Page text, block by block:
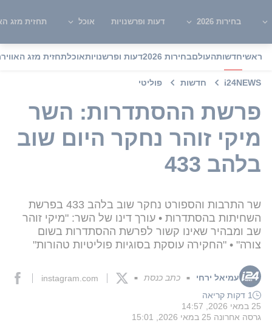
בחירות 2026 דעות ופרשנויות אוכל תחזית מזג
ראשיחדשותהעולםבחירות 2026 דעות ופרשנויותאוכלתחזית מזג האוויר
i24NEWS חדשות פוליטי
פרשת ההסתדרות: השר
מיקי זוהר נחקר היום שוב
בלהב 433
שר התרבות והספורט נחקר שוב בלהב 433 בפרשת
השחיתות בהסתדרות • עורך דינו של השר: "מיקי זוהר
שב ומבהיר שאינו קשור לפרשת ההסתדרות בשום
צורה" • "החקירה עוסקת בסוגיות פוליטיות טהורות"
עמיאל ירחי ■ כתב כנסת ■
instagram.com
1 דקות קריאה
25 במאי 2026, 14:57
גרסה אחרונה 25 במאי 2026, 15:01